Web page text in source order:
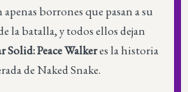
borrones que pasan a su
la batalla, y todos ellos dejan
Solid: Peace Walkeres la historia
de Naked Snake.